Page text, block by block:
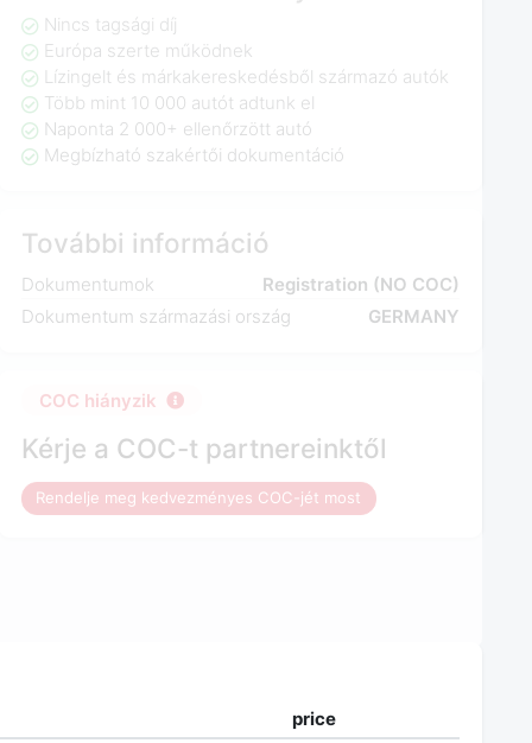
Nincs tagsági díj
Európa szerte működnek
Lízingelt és márkakereskedésből származó autók
Több mint 10 000 autót adtunk el
Naponta 2 000+ ellenőrzött autó
Megbízható szakértői dokumentáció
További információ
Dokumentumok
Registration (NO COC)
Dokumentum származási ország
GERMANY
COC hiányzik
Kérje a COC-t partnereinktől
Rendelje meg kedvezményes COC-jét most
price